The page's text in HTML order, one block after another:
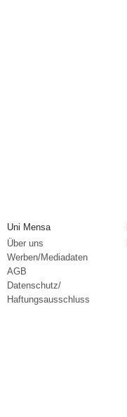
Uni Mensa
Über uns
Werben/Mediadaten
AGB
Datenschutz/
Haftungsausschluss